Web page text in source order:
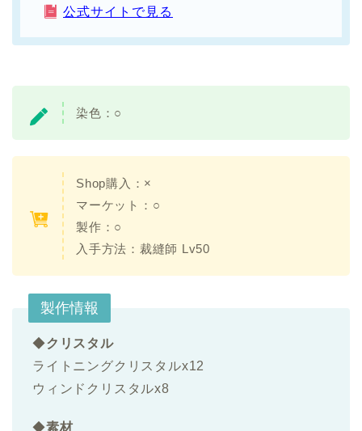
公式サイトで見る
染色： ○
Shop購入：×
マーケット：○
製作：○
入手方法：裁縫師 Lv50
製作情報
◆クリスタル
ライトニングクリスタルx12
ウィンドクリスタルx8
◆素材